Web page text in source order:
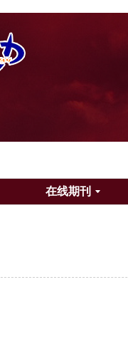
在线期刊